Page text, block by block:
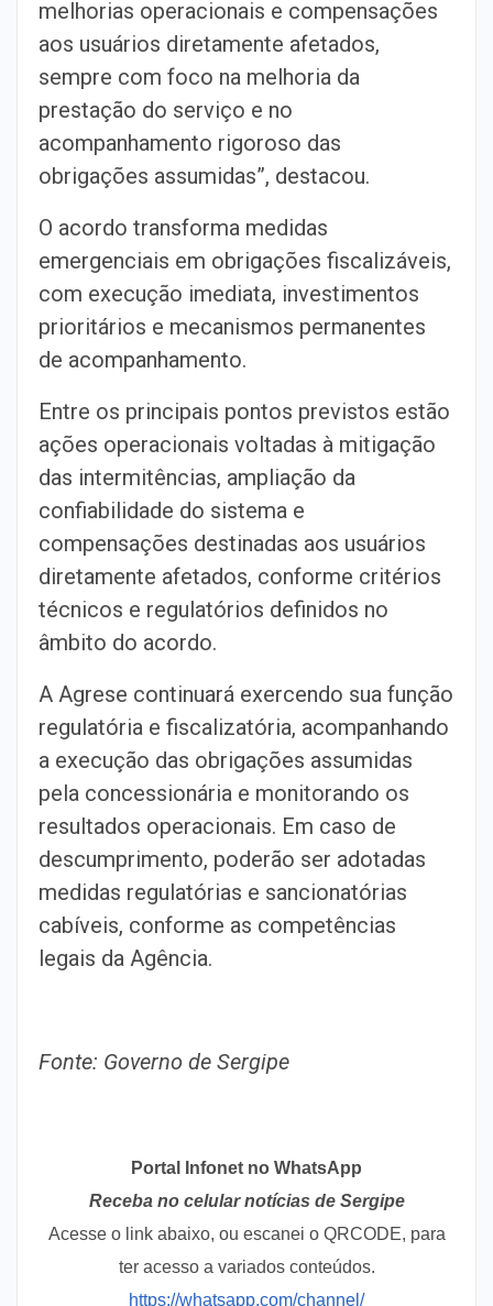
melhorias operacionais e compensações
aos usuários diretamente afetados,
sempre com foco na melhoria da
prestação do serviço e no
acompanhamento rigoroso das
obrigações assumidas”, destacou.
O acordo transforma medidas
emergenciais em obrigações fiscalizáveis,
com execução imediata, investimentos
prioritários e mecanismos permanentes
de acompanhamento.
Entre os principais pontos previstos estão
ações operacionais voltadas à mitigação
das intermitências, ampliação da
confiabilidade do sistema e
compensações destinadas aos usuários
diretamente afetados, conforme critérios
técnicos e regulatórios definidos no
âmbito do acordo.
A Agrese continuará exercendo sua função
regulatória e fiscalizatória, acompanhando
a execução das obrigações assumidas
pela concessionária e monitorando os
resultados operacionais. Em caso de
descumprimento, poderão ser adotadas
medidas regulatórias e sancionatórias
cabíveis, conforme as competências
legais da Agência.
Fonte: Governo de Sergipe
Portal Infonet no WhatsApp
Receba no celular notícias de Sergipe
Acesse o link abaixo, ou escanei o QRCODE, para
ter acesso a variados conteúdos.
https://whatsapp.com/channel/